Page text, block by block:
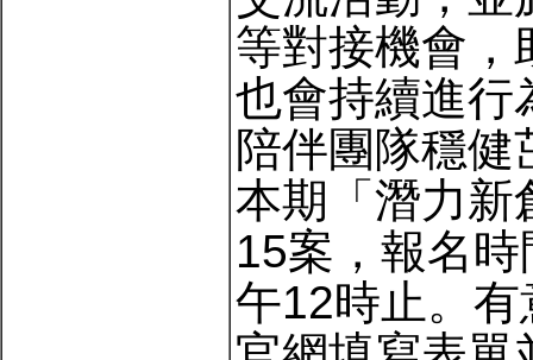
等對接機會，
也會持續進行
陪伴團隊穩健
本期「潛力新
15案，報名
午12時止。